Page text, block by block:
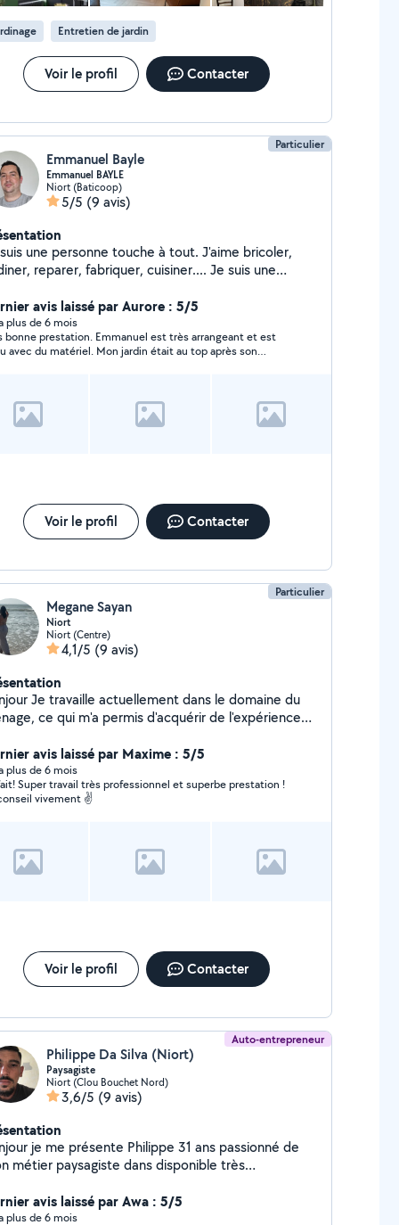
Entretien de jardin
Voir le profil Contacter
Particulier
Emmanuel Bayle
Emmanuel BAYLE
Niort (Baticoop)
5/5 (9 avis)
une personne touche à tout. J'aime bricoler,
reparer, fabriquer, cuisiner.... Je suis une
pas mal de matériel pour bricoler, jardiner,
couper, poncer....
avis laissé par Aurore : 5/5
plus de 6 mois
bonne prestation. Emmanuel est très arrangeant et est
avec du matériel. Mon jardin était au top après son
Voir le profil Contacter
Particulier
Megane Sayan
Niort
Niort (Centre)
4,1/5 (9 avis)
dans le domaine du
ce qui m'a permis d'acquérir de l'expérience
travail bien fait. Je recherche un complément
et propose mes services pour le ménage, la
d'enfants, la garde d'animaux, et reste ouverte à
Toujours de bonne humeur et
avis laissé par Maxime : 5/5
plus de 6 mois
Super travail très professionnel et superbe prestation !
vivement ✌️
Voir le profil Contacter
Auto-entrepreneur
Philippe Da Silva (Niort)
Paysagiste
Niort (Clou Bouchet Nord)
3,6/5 (9 avis)
je me présente Philippe 31 ans passionné de
métier paysagiste dans disponible très
avis laissé par Awa : 5/5
plus de 6 mois